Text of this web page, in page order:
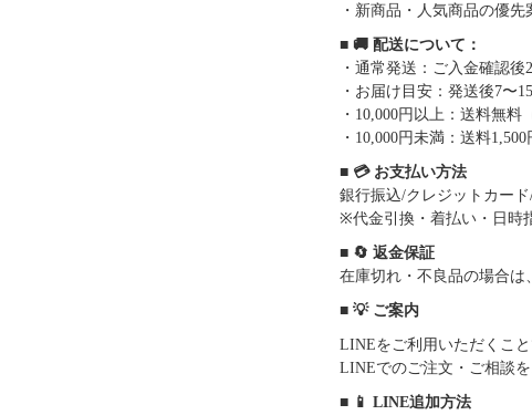
・新商品・人気商品の優先
■ 🚚 配送について：
・通常発送：ご入金確認後
・お届け目安：発送後7〜
・10,000円以上：送料無料
・10,000円未満：送料1,500
■ 💳 お支払い方法
銀行振込/クレジットカード
※代金引換・着払い・日時
■ 🔄 返金保証
在庫切れ・不良品の場合は
■ 💡 ご案内
LINEをご利用いただくこ
LINEでのご注文・ご相談
■ 📱 LINE追加方法